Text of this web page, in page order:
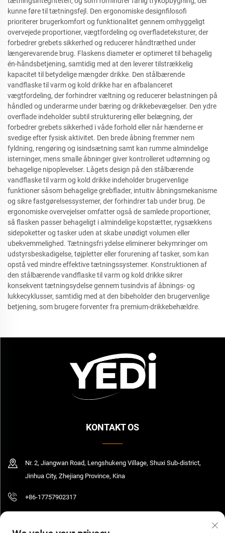
kunne føre til tætningsfejl. Den ergonomiske designfilosofi
prioriterer brugerkomfort og funktionalitet gennem omhyggeligt
overvejede proportioner, vægtfordeling og overfladeteksturer, der
forbedrer grebets sikkerhed og reducerer håndtræthed under
længerevarende brug. Flaskens diameter er optimeret til behagelig
én-håndsbetjening, samtidig med at den leverer tilstrækkelig
kapacitet til betydelige mængder drikke. Den stålbærende
vandflaske til varm og kold drikke har en afbalanceret
vægtfordeling, der forhindrer væltning og reducerer belastningen på
håndled og underarme under bæring og drikkebevægelser. Den ydre
overflade indeholder subtil strukturering eller belægning, der
forbedrer grebets sikkerhed i våde forhold eller når hænderne er
svedige efter fysisk aktivitet. Den brede åbning fremmer nem
fyldning, rengøring og isindsætning samt kan rumme almindelige
isterninger, mens smalle åbninger giver kontrolleret udtømning og
behagelige nipoplevelser. Lågets design på den stålbærende
vandflaske til varm og kold drikke indeholder brugervenlige
funktioner såsom behagelige grebflader, intuitiv åbningsmekanisme
og sikre fastgørelsessystemer, der forhindrer tab under brug. De
ergonomiske overvejelser omfatter også de samlede proportioner,
så flasken passer behageligt i almindelige kopstætter, rygsækkens
sidepoketter og tasker uden at skabe unødigt volumen eller
ubekvemmelighed. Tætningsfri ydelse eliminerer bekymringer om
udstyrsbeskadigelse, tøjpletter eller forurening af tasker, som kan
opstå ved mindre effektive tætningssystemer. Konstruktionen af
den stålbærende vandflaske til varm og kold drikke sikrer
konsekvent tætningsydelse gennem tusindvis af åbnings- og
lukkecyklusser, samtidig med at den bibeholder den brugervenlige
betjening, som brugere forventer fra premium-drikkebehældre.
KONTAKT OS
Nr. 2, Jiangwan Road, Lengshukeng Village, Shuxi Sub-district,
Jinhua City, Zhejiang Province, Kina
+86-17757902317